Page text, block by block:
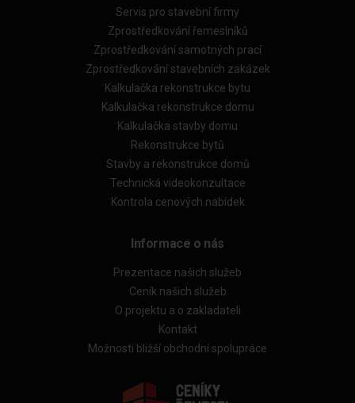
Servis pro stavební firmy
Zprostředkování řemeslníků
Zprostředkování samotných prací
Zprostředkování stavebních zakázek
Kalkulačka rekonstrukce bytu
Kalkulačka rekonstrukce domu
Kalkulačka stavby domu
Rekonstrukce bytů
Stavby a rekonstrukce domů
Technická videokonzultace
Kontrola cenových nabídek
Informace o nás
Prezentace našich služeb
Ceník našich služeb
O projektu a o zakladateli
Kontakt
Možnosti bližší obchodní spolupráce